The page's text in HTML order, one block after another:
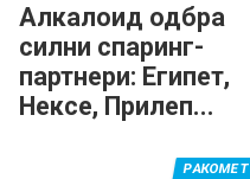
Алкалоид одбра
силни спаринг-
партнери: Египет,
Нексе, Прилеп...
РАКОМЕТ